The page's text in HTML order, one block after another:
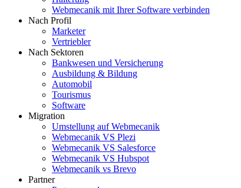
Webmecanik mit Ihrer Software verbinden
Nach Profil
Marketer
Vertriebler
Nach Sektoren
Bankwesen und Versicherung
Ausbildung & Bildung
Automobil
Tourismus
Software
Migration
Umstellung auf Webmecanik
Webmecanik VS Plezi
Webmecanik VS Salesforce
Webmecanik VS Hubspot
Webmecanik vs Brevo
Partner